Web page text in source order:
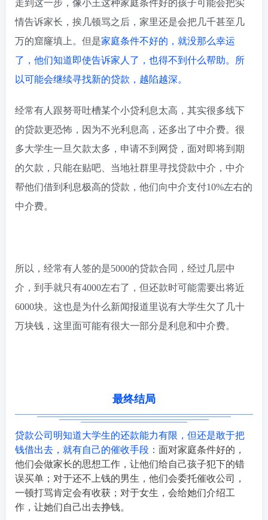
走到这一步，像小王这种家庭条件好的孩子可能会把实
情告诉家长，挨几顿骂之后，家里还是会把几千甚至几
万的窟窿填上。但是家庭条件不好的，就没那么幸运
了，他们知道即使告诉家人了，也得不到什么帮助。所
以可能会继续寻找新的贷款，越陷越深。
经常有人跟努哥吐槽某个小贷利息太高，其实很多线下
的贷款更恐怖，因为不光利息高，还多出了中介费。很
多大学生一旦欠款太多，申请不到网贷，面对即将到期
的欠款，只能在贴吧、当地社群里寻找贷款中介，中介
帮他们借到利息极高的贷款，他们向中介支付10%左右的
中介费。
所以，经常有人签的是5000的贷款合同，经过几层中
介，到手就只有4000左右了，但还款时可能需要出将近
6000块。这也是为什么新闻报道里说有大学生欠了几十
万块钱，这里面可能有很大一部分是利息和中介费。
最终结局
贷款公司明知道大学生的还款能力有限，但还是敢于把
钱借出去，就有自己的催收手段： 面对家庭条件好的，
他们会做家长的思想工作，让他们给自己孩子犯下的错
误买单；对于还不上钱的男生，他们会委托催收公司，
一顿打骂肯定会有收获；对于女生，会给她们介绍工
作，让她们自己出去挣钱。